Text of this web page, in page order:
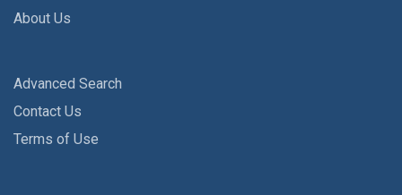
About Us
Advanced Search
Contact Us
Terms of Use